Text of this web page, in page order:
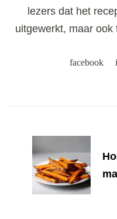
lezers dat het
uitgewerkt, maar
facebook
Navigation